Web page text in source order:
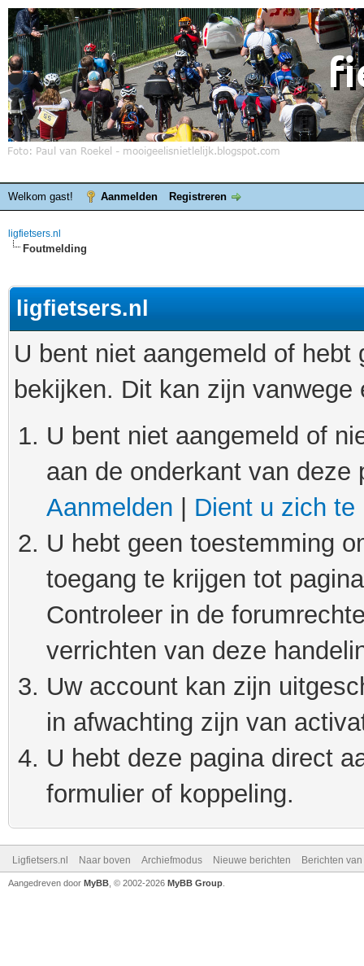
Welkom gast! Aanmelden Registreren
ligfietsers.nl
Foutmelding
ligfietsers.nl
U bent niet aangemeld of
bekijken. Dit kan zijn
U bent niet aangemeld of
aan de onderkant van
Aanmelden
Dient u zich te
U hebt geen toestemming
toegang te krijgen tot
Controleer in de
verrichten van deze
Uw account kan zijn
in afwachting zijn van
U hebt deze pagina direct
formulier of koppeling.
Ligfietsers.nl Naar boven Archiefmodus Nieuwe berichten Berichten
Aangedreven door MyBB , © 2002-2026 MyBB Group